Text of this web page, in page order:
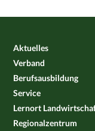
Aktuelles
Verband
Berufsausbildung
Service
Lernort
Regionalzentrum